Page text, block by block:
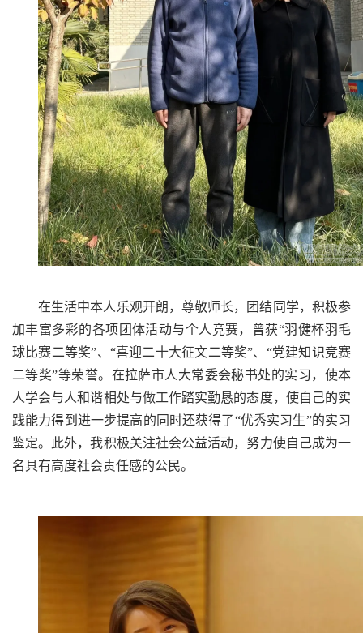
在生活中本人乐观开朗，尊敬师长，团结同学，积极参
加丰富多彩的各项团体活动与个人竞赛，曾获“羽健杯羽毛
球比赛二等奖”、“喜迎二十大征文二等奖”、“党建知识竞赛
二等奖”等荣誉。在拉萨市人大常委会秘书处的实习，使本
人学会与人和谐相处与做工作踏实勤恳的态度，使自己的实
践能力得到进一步提高的同时还获得了“优秀实习生”的实习
鉴定。此外，我积极关注社会公益活动，努力使自己成为一
名具有高度社会责任感的公民。